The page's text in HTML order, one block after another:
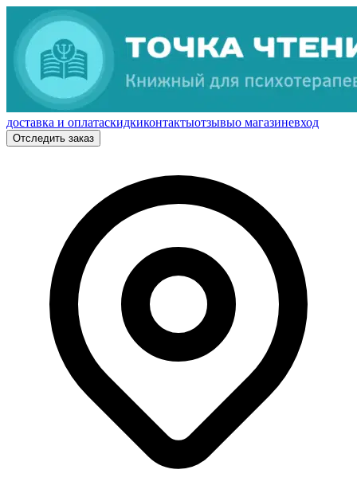
доставка и оплатаскидкиконтактыотзывыо магазиневход
Отследить заказ